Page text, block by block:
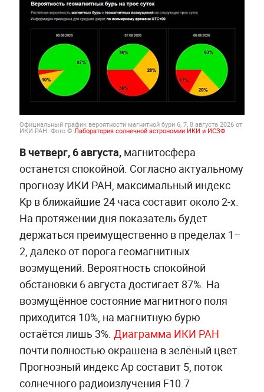
Официальный график вероятности магнитной бури 6, 7, 8 августа 2026 от
ИКИ РАН. Фото © Лаборатория солнечной астрономии ИКИ и ИСЗФ
В четверг, 6 августа,магнитосфера
останется спокойной. Согласно актуальному
прогнозу ИКИ РАН, максимальный индекс
Kp в ближайшие 24 часа составит около 2-х.
На протяжении дня показатель будет
держаться преимущественно в пределах 1–
2, далеко от порога геомагнитных
возмущений. Вероятность спокойной
обстановки 6 августа достигает 87%. На
возмущённое состояние магнитного поля
приходится 10%, на магнитную бурю
остаётся лишь 3%. Диаграмма ИКИ РАН
почти полностью окрашена в зелёный цвет.
Прогнозный индекс Ap составит 5, поток
солнечного радиоизлучения F10.7